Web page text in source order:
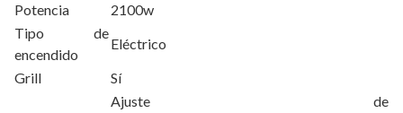
Potencia
2100w
Tipo de
encendido
Eléctrico
Grill
Sí
Ajuste de